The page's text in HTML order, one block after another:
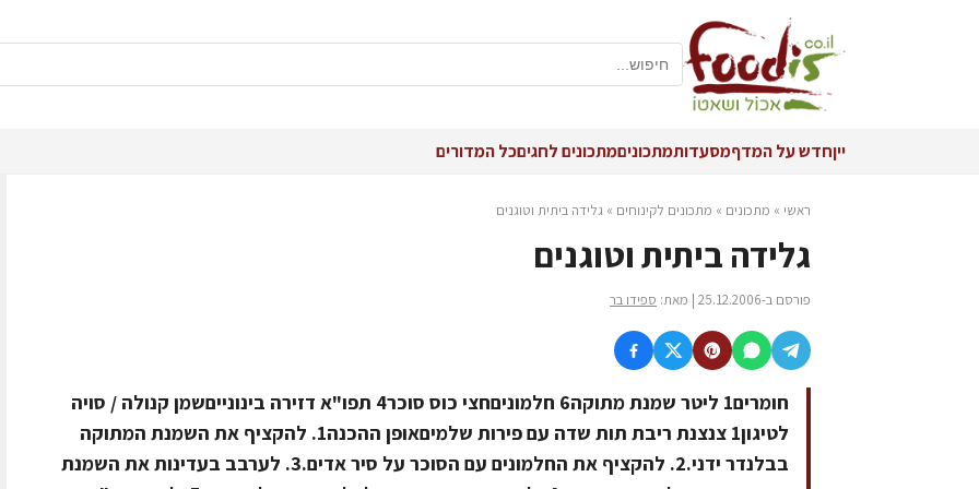
ייןחדש על המדףמסעדותמתכוניםמתכונים לחגיםכל המדורים
ראשי » מתכונים » מתכונים לקינוחים » גלידה ביתית וטוגנים
גלידה ביתית וטוגנים
פורסם ב-25.12.2006 | מאת: ספידו בר
חומרים1 ליטר שמנת מתוקה6 חלמוניםחצי כוס סוכר4 תפו"א דזירה בינונייםשמן קנולה / סויה
לטיגון1 צנצנת ריבת תות שדה עם פירות שלמיםאופן ההכנה1. להקציף את השמנת המתוקה
בבלנדר ידני.2. להקציף את החלמונים עם הסוכר על סיר אדים.3. לערבב בעדינות את השמנת